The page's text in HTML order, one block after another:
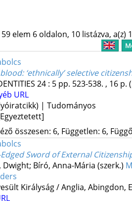
59 elem 6 oldalon, 10 listázva, a(z)
‘ethnically’ selective
24: 5 pp. 523-538. , 16 p.
URL
| Tudományos
összesen: 6, Független: 6,
Sword of External
Dwight; Bíró, Anna-Mária (szerk.)
Királyság / Anglia, Abingdon,